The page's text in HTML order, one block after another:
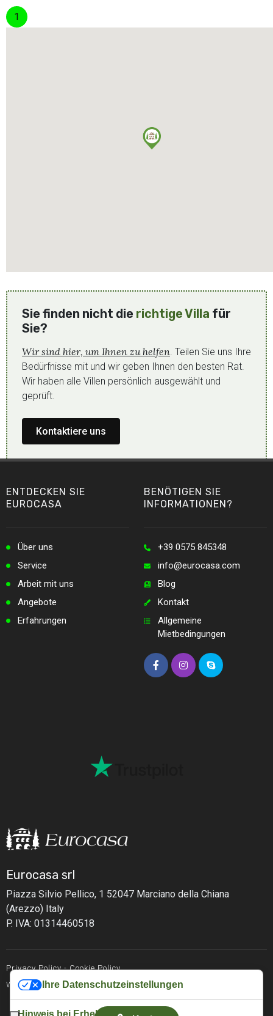
1 (corrente)
Sie finden nicht die richtige Villa für
Sie?
Wir sind hier, um Ihnen zu helfen. Teilen Sie uns Ihre
Bedürfnisse mit und wir geben Ihnen den besten Rat.
Wir haben alle Villen persönlich ausgewählt und
geprüft.
Kontaktiere uns
Eurocasa srl
Piazza Silvio Pellico, 1 52047 Marciano della Chiana
(Arezzo) Italy
P. IVA: 01314460518
Privacy Policy-Cookie Policy
Website: Cybermarket Web Agency
ENTDECKEN SIE
EUROCASA
Über uns
Service
Arbeit mit uns
Angebote
Erfahrungen
BENÖTIGEN SIE
INFORMATIONEN?
+39 0575 845348
info@eurocasa.com
Blog
Kontakt
Allgemeine
Mietbedingungen
Ihre Datenschutzeinstellungen
Hinweis bei Erhebung